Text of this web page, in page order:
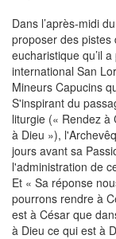
Dans l’après-midi
proposer des pistes
eucharistique qu’il
international San
Mineurs Capucins
S'inspirant du
liturgie (« Rendez à
à Dieu »),
jours avant sa
l'administration de
Et « Sa réponse
pourrons rendre à
est à César que
à Dieu ce qui est à